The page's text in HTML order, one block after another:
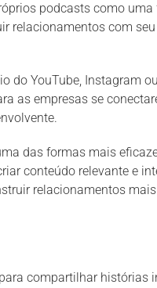
podcasts como uma
relacionamentos com
do YouTube, Instagram
as empresas se
das formas mais
conteúdo relevante e
relacionamentos
compartilhar histórias